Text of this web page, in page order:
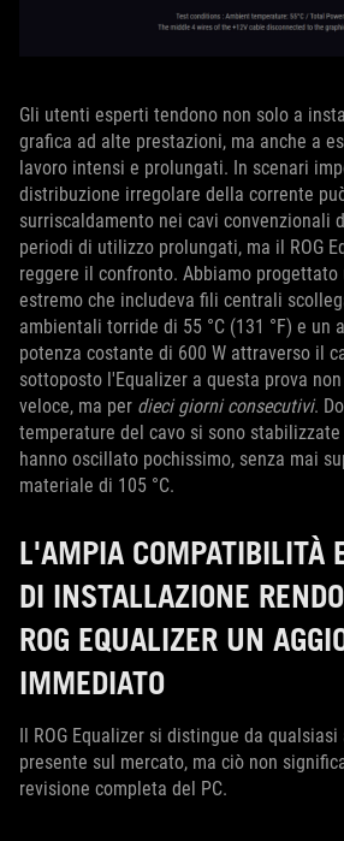
Gli utenti esperti tendono non solo a
grafica ad alte prestazioni, ma anche a
lavoro intensi e prolungati. In scenari
distribuzione irregolare della corrente
surriscaldamento nei cavi convenzionali
periodi di utilizzo prolungati, ma il ROG
reggere il confronto. Abbiamo
estremo che includeva fili centrali
ambientali torride di 55 °C (131 °F) e un
potenza costante di 600 W attraverso il
sottoposto l'Equalizer a questa prova
veloce, ma per dieci giorni consecutivi.
temperature del cavo si sono
hanno oscillato pochissimo, senza mai
materiale di 105 °C.
L'AMPIA COMPATIBILITÀ
DI INSTALLAZIONE
ROG EQUALIZER UN
IMMEDIATO
Il ROG Equalizer si distingue da
presente sul mercato, ma ciò non
revisione completa del PC.